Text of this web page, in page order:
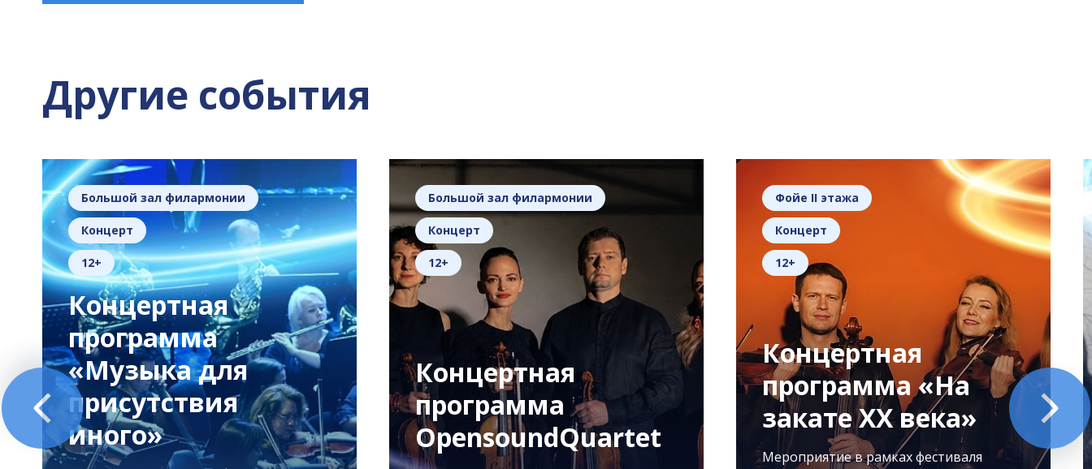
Другие события
Большой зал филармонии
Концерт
12+
Концертная
программа
«Музыка для
присутствия
иного»
Большой зал филармонии
Концерт
12+
Концертная
программа
OpensoundQuartet
Фойе II этажа
Концерт
12+
Концертная
программа «На
закате XX века»
Мероприятие в рамках фестиваля